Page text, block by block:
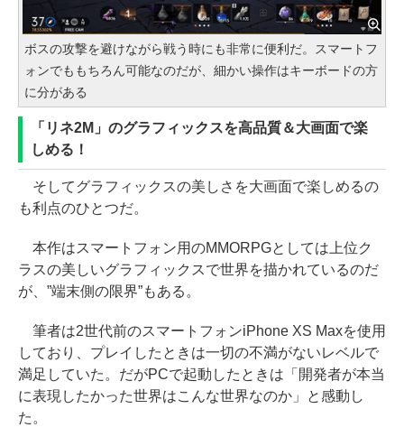
ボスの攻撃を避けながら戦う時にも非常に便利だ。スマートフ
ォンでももちろん可能なのだが、細かい操作はキーボードの方
に分がある
「リネ2M」のグラフィックスを高品質＆大画面で楽
しめる！
そしてグラフィックスの美しさを大画面で楽しめるの
も利点のひとつだ。
本作はスマートフォン用のMMORPGとしては上位ク
ラスの美しいグラフィックスで世界を描かれているのだ
が、”端末側の限界”もある。
筆者は2世代前のスマートフォンiPhone XS Maxを使用
しており、プレイしたときは一切の不満がないレベルで
満足していた。だがPCで起動したときは「開発者が本当
に表現したかった世界はこんな世界なのか」と感動し
た。